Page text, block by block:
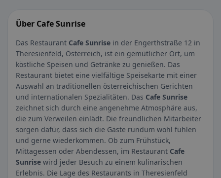
Über Cafe Sunrise
Das Restaurant Cafe Sunrise in der Engerthstraße 12 in
Theresienfeld, Österreich, ist ein gemütlicher Ort, um
köstliche Speisen und Getränke zu genießen. Das
Restaurant bietet eine vielfältige Speisekarte mit einer
Auswahl an traditionellen österreichischen Gerichten
und internationalen Spezialitäten. Das Cafe Sunrise
zeichnet sich durch eine angenehme Atmosphäre aus,
die zum Verweilen einlädt. Die freundlichen Mitarbeiter
sorgen dafür, dass sich die Gäste rundum wohl fühlen
und gerne wiederkommen. Ob zum Frühstück,
Mittagessen oder Abendessen, im Restaurant Cafe
Sunrise wird jeder Besuch zu einem kulinarischen
Erlebnis. Die Lage des Restaurants in Theresienfeld